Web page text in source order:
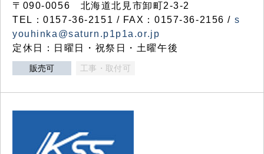
〒090-0056 北海道北見市卸町2-3-2
TEL：0157-36-2151 / FAX：0157-36-2156 / s
youhinka@saturn.p1p1a.or.jp
定休日：日曜日・祝祭日・土曜午後
販売可 工事・取付可